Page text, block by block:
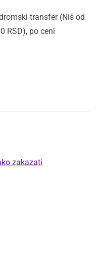
transfer (Niš od
RSD), po ceni
zakazati